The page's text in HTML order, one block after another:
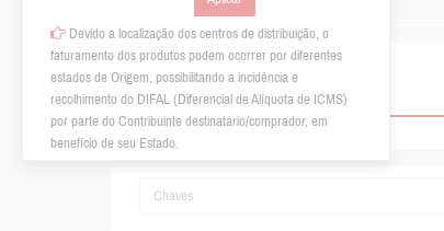
Pesquisando por
Pesquisando por
Devido a localização dos centros de distribuição, o
faturamento dos produtos podem ocorrer por diferentes
estados de Origem, possibilitando a incidência e
recolhimento do DIFAL (Diferencial de Alíquota de ICMS)
por parte do Contribuinte destinatário/comprador, em
benefício de seu Estado.